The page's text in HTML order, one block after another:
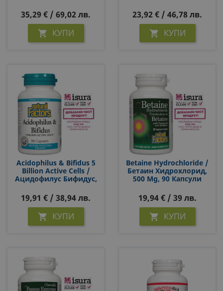
X 30 Капсули
35,29 € / 69,02 лв.
 КУПИ
23,92 € / 46,78 лв.
 КУПИ
Acidophilus & Bifidus 5
Billion Active Cells /
Ацидофилус Бифидус,
Пробиотици, 90
Капсули
19,91 € / 38,94 лв.
 КУПИ
Betaine Hydrochloride /
Бетаин Хидрохлорид,
500 Mg, 90 Капсули
19,94 € / 39 лв.
 КУПИ